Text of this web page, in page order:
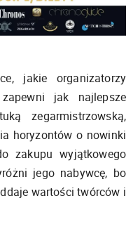
jakie organizatorzy
jak najlepsze
zegarmistrzowską,
horyzontów o nowinki
zakupu wyjątkowego
jego nabywcę, bo
wartości twórców i